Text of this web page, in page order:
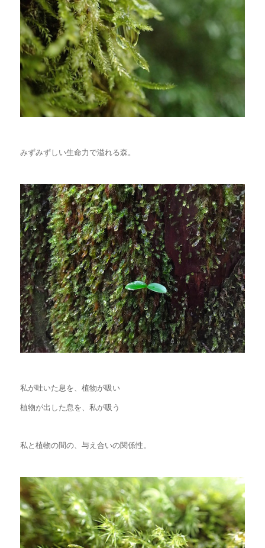
みずみずしい生命力で溢れる森。
私が吐いた息を、植物が吸い
植物が出した息を、私が吸う
私と植物の間の、与え合いの関係性。